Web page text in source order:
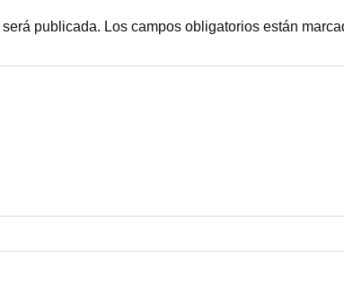
publicada. Los campos obligatorios están